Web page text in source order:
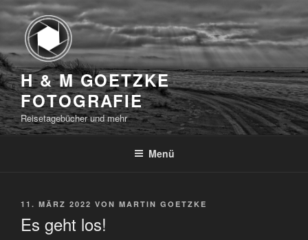
Zum
Inhalt
springen
H & M GOETZKE
FOTOGRAFIE
Reisetagebücher und mehr
Menü
VERÖFFENTLICHT
11. MÄRZ 2022 VON MARTIN GOETZKE
Es geht los!